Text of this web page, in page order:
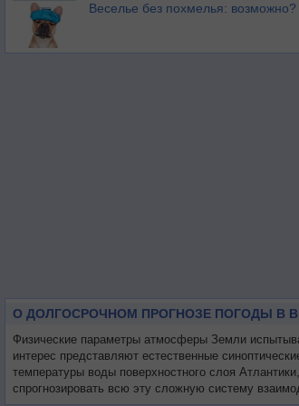
Веселье без похмелья: возможно?
О ДОЛГОСРОЧНОМ ПРОГНОЗЕ ПОГОДЫ В
Физические параметры атмосферы Земли
интерес представляют естественные
температуры воды поверхностного слоя
спрогнозировать всю эту сложную систему